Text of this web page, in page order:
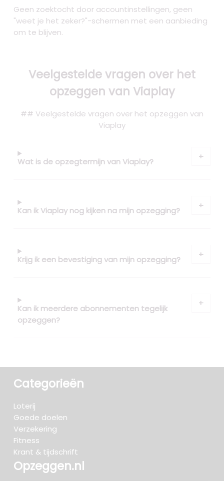
Geen zoektocht door accountinstellingen, geen
"weet je het zeker?"-schermen met een aanbieding
om te blijven.
Veelgestelde vragen over het
opzeggen van Viaplay
## Veelgestelde vragen over het opzeggen van
Viaplay
Wat is de opzegtermijn van Viaplay?
Kan ik Viaplay nog kijken na mijn opzegging?
Krijg ik een bevestiging van mijn opzegging?
Kan ik meerdere abonnementen tegelijk
opzeggen?
Categorieën
Loterij
Goede doelen
Verzekering
Fitness
Krant & tijdschrift
Opzeggen.nl